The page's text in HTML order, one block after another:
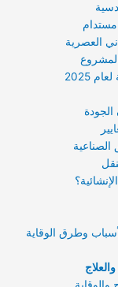
مستدام
العصرية
2025
وطرق الوقاية